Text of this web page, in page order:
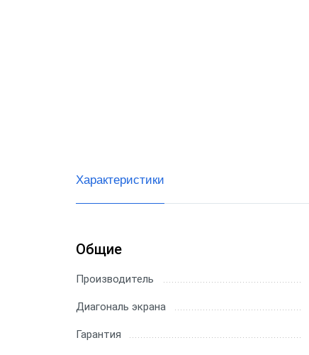
Характеристики
Общие
Производитель
Диагональ экрана
Гарантия